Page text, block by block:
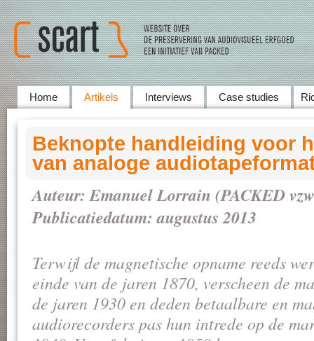
Home Artikels Interviews Case studies
Beknopte handleiding voor
van analoge
Auteur: Emanuel Lorrain (PACKED
Publicatiedatum: augustus 2013
Terwijl de magnetische opname reeds
einde van de jaren 1870, verscheen de
de jaren 1930 en deden betaalbare en
audiorecorders pas hun intrede op de